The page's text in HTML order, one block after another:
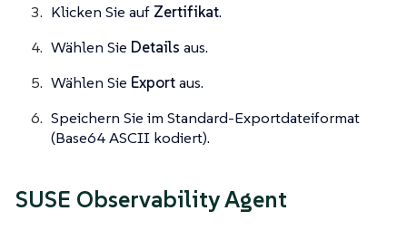
Klicken Sie auf Zertifikat.
Wählen Sie Details aus.
Wählen Sie Exportaus.
Speichern Sie im Standard-Exportdateiformat
(Base64 ASCII kodiert).
SUSE Observability Agent